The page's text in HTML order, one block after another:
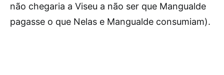
não chegaria a Viseu a não ser que Mangualde
pagasse o que Nelas e Mangualde consumiam).